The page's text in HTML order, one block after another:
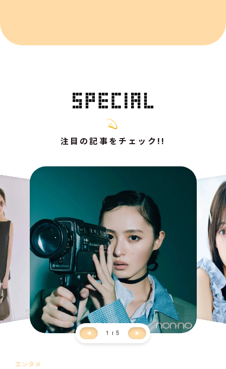
注目の記事をチェック!!
1 5
エンタメ